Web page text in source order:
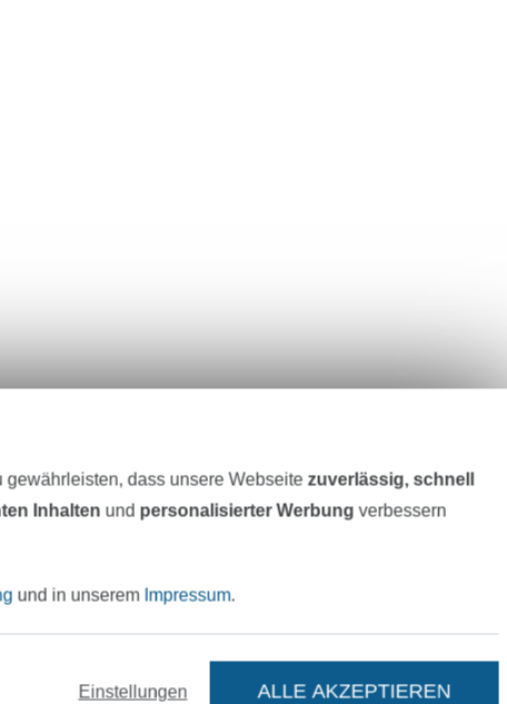
dass unsere Webseite zuverlässig, schnell
Inhalten und personalisierter Werbung verbessern
und in unserem Impressum.
Einstellungen ALLE AKZEPTIEREN